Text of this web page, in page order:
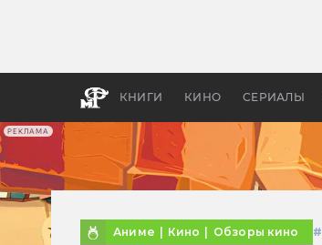
РЕКЛАМА
КНИГИ КИНО СЕРИАЛЫ
Аниме Кино Обзоры кино #